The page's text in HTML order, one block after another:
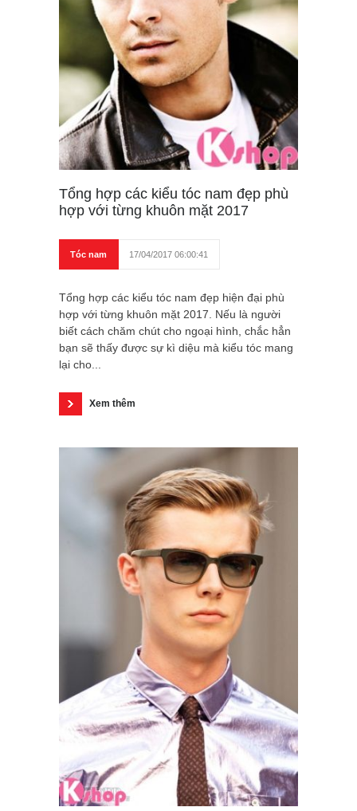
Tổng hợp các kiểu tóc nam đẹp phù
hợp với từng khuôn mặt 2017
Tóc nam 17/04/2017 06:00:41
Tổng hợp các kiểu tóc nam đẹp hiện đại phù
hợp với từng khuôn mặt 2017. Nếu là người
biết cách chăm chút cho ngoại hình, chắc hẳn
bạn sẽ thấy được sự kì diệu mà kiểu tóc mang
lại cho...
Xem thêm